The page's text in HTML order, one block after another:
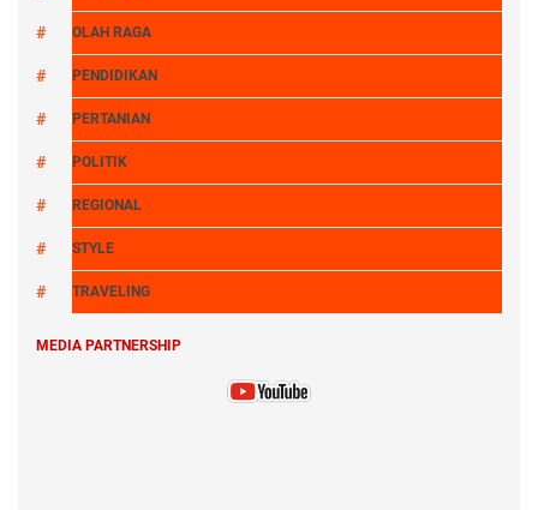
OLAH RAGA
PENDIDIKAN
PERTANIAN
POLITIK
REGIONAL
STYLE
TRAVELING
MEDIA PARTNERSHIP